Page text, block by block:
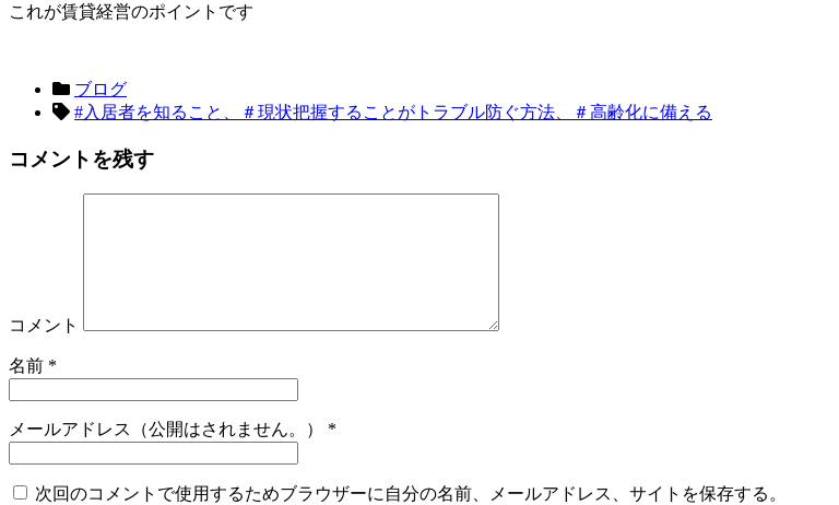
これが賃貸経営のポイントです
ブログ
#入居者を知ること、＃現状把握することがトラブル防ぐ方法、＃高齢化に備える
コメントを残す
コメント
名前 *
メールアドレス（公開はされません。） *
次回のコメントで使用するためブラウザーに自分の名前、メールアドレス、サイトを保存する。